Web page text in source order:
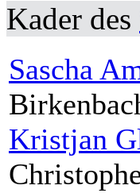
Kader des
Sascha
Kristjan